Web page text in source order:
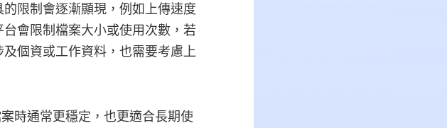
限制會逐漸顯現，例如上傳速度
會限制檔案大小或使用次數，若
個資或工作資料，也需要考慮上
時通常更穩定，也更適合長期使